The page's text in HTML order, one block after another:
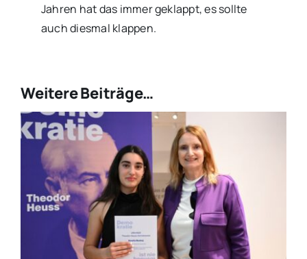
Jahren hat das immer geklappt, es sollte
auch diesmal klappen.
Weitere Beiträge…